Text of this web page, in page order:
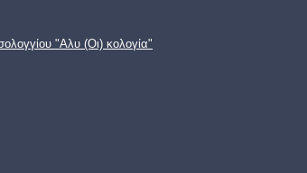
"Αλυ (Oι) κολογία"